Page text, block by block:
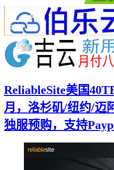
ReliableSite美国
月，洛杉矶/纽约/迈
独服预购，支持